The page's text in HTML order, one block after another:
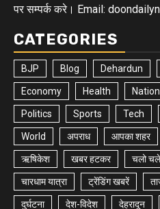
पर सम्पर्क करे। Email:
CATEGORIES
BJP Blog Dehardun
Economy Health
Politics Sports Tech
World अपराध आपका शहर
ऋषिकेश खबर हटकर चलो
चारधाम यात्रा ट्रेंडिंग खबरें
दुर्घटना देश-विदेश देहरादून